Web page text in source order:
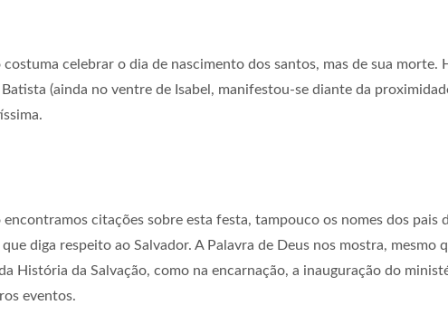
celebrar o dia de nascimento dos santos, mas de sua
Batista (ainda no ventre de Isabel, manifestou-se diante da
encontramos citações sobre esta festa, tampouco os nomes dos
diga respeito ao Salvador. A Palavra de Deus nos mostra,
História da Salvação, como na encarnação, a inauguração do
eventos.